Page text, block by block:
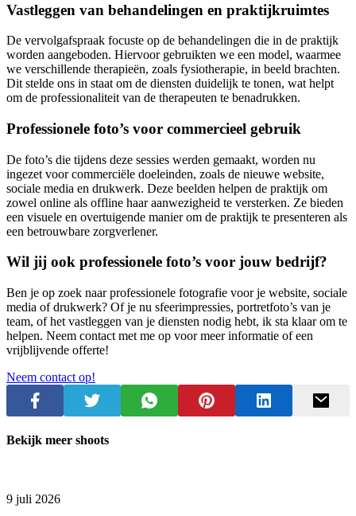
Vastleggen van behandelingen en praktijkruimtes
De vervolgafspraak focuste op de behandelingen die in de praktijk
worden aangeboden. Hiervoor gebruikten we een model, waarmee
we verschillende therapieën, zoals fysiotherapie, in beeld brachten.
Dit stelde ons in staat om de diensten duidelijk te tonen, wat helpt
om de professionaliteit van de therapeuten te benadrukken.
Professionele foto’s voor commercieel gebruik
De foto’s die tijdens deze sessies werden gemaakt, worden nu
ingezet voor commerciële doeleinden, zoals de nieuwe website,
sociale media en drukwerk. Deze beelden helpen de praktijk om
zowel online als offline haar aanwezigheid te versterken. Ze bieden
een visuele en overtuigende manier om de praktijk te presenteren als
een betrouwbare zorgverlener.
Wil jij ook professionele foto’s voor jouw bedrijf?
Ben je op zoek naar professionele fotografie voor je website, sociale
media of drukwerk? Of je nu sfeerimpressies, portretfoto’s van je
team, of het vastleggen van je diensten nodig hebt, ik sta klaar om te
helpen. Neem contact met me op voor meer informatie of een
vrijblijvende offerte!
Neem contact op!
Bekijk meer shoots
9 juli 2026